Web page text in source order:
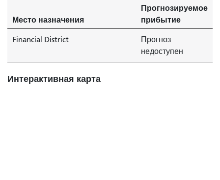
Место назначения
Прогнозируемое
прибытие
Financial District
Прогноз
недоступен
Интерактивная карта